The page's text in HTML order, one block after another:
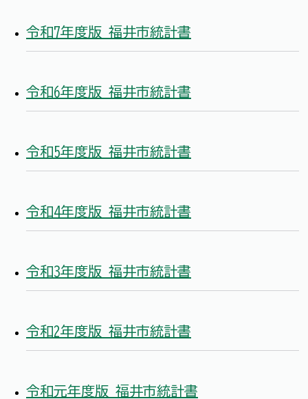
令和7年度版 福井市統計書
令和6年度版 福井市統計書
令和5年度版 福井市統計書
令和4年度版 福井市統計書
令和3年度版 福井市統計書
令和2年度版 福井市統計書
令和元年度版 福井市統計書